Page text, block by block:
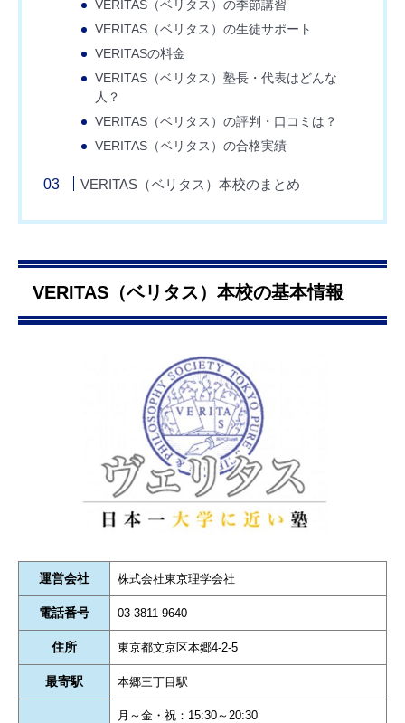
VERITAS（ベリタス）の季節講習
VERITAS（ベリタス）の生徒サポート
VERITASの料金
VERITAS（ベリタス）塾長・代表はどんな
人？
VERITAS（ベリタス）の評判・口コミは？
VERITAS（ベリタス）の合格実績
VERITAS（ベリタス）本校のまとめ
VERITAS（ベリタス）本校の基本情報
運営会社 株式会社東京理学会社
電話番号 03-3811-9640
住所 東京都文京区本郷4-2-5
最寄駅 本郷三丁目駅
月～金・祝：15:30～20:30